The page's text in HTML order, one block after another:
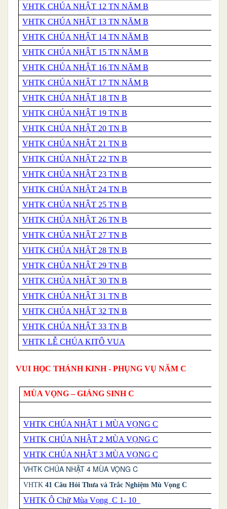
VHTK CHÚA NHẬT 12 TN NĂM B
VHTK CHÚA NHẬT 13 TN NĂM B
VHTK CHÚA NHẬT 14 TN NĂM B
VHTK CHÚA NHẬT 15 TN NĂM B
VHTK CHÚA NHẬT 16 TN NĂM B
VHTK CHÚA NHẬT 17 TN NĂM B
VHTK CHÚA NHẬT 18 TN B
VHTK CHÚA NHẬT 19 TN B
VHTK CHÚA NHẬT 20 TN B
VHTK CHÚA NHẬT 21 TN B
VHTK CHÚA NHẬT 22 TN B
VHTK CHÚA NHẬT 23 TN B
VHTK CHÚA NHẬT 24 TN B
VHTK CHÚA NHẬT 25 TN B
VHTK CHÚA NHẬT 26 TN B
VHTK CHÚA NHẬT 27 TN B
VHTK CHÚA NHẬT 28 TN B
VHTK CHÚA NHẬT 29 TN B
VHTK CHÚA NHẬT 30 TN B
VHTK CHÚA NHẬT 31 TN B
VHTK CHÚA NHẬT 32 TN B
VHTK CHÚA NHẬT 33 TN B
VHTK LỄ CHÚA KITÔ VUA
VUI HỌC THÁNH KINH - PHỤNG VỤ NĂM C
MÙA VỌNG – GIÁNG SINH C
VHTK CHÚA NHẬT 1 MÙA VỌNG C
VHTK CHÚA NHẬT 2 MÙA VỌNG C
VHTK CHÚA NHẬT 3 MÙA VỌNG C
VHTK CHÚA NHẬT 4 MÙA VỌNG C
VHTK 41 Câu Hỏi Thưa và Trắc Nghiệm Mù Vọng C
VHTK Ô Chữ Mùa Vọng C 1- 10